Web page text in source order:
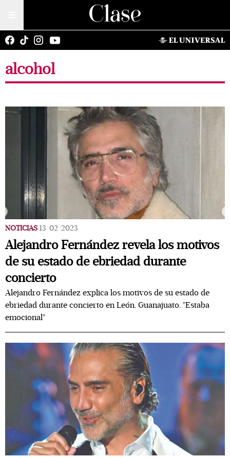
alcohol
NOTICIAS 13/02/2023
Alejandro Fernández revela los motivos
de su estado de ebriedad durante
concierto
Alejandro Fernández explica los motivos de su estado de
ebriedad durante concierto en León, Guanajuato, "Estaba
emocional"